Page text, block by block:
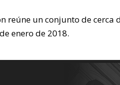
reúne un conjunto de cerca
enero de 2018.